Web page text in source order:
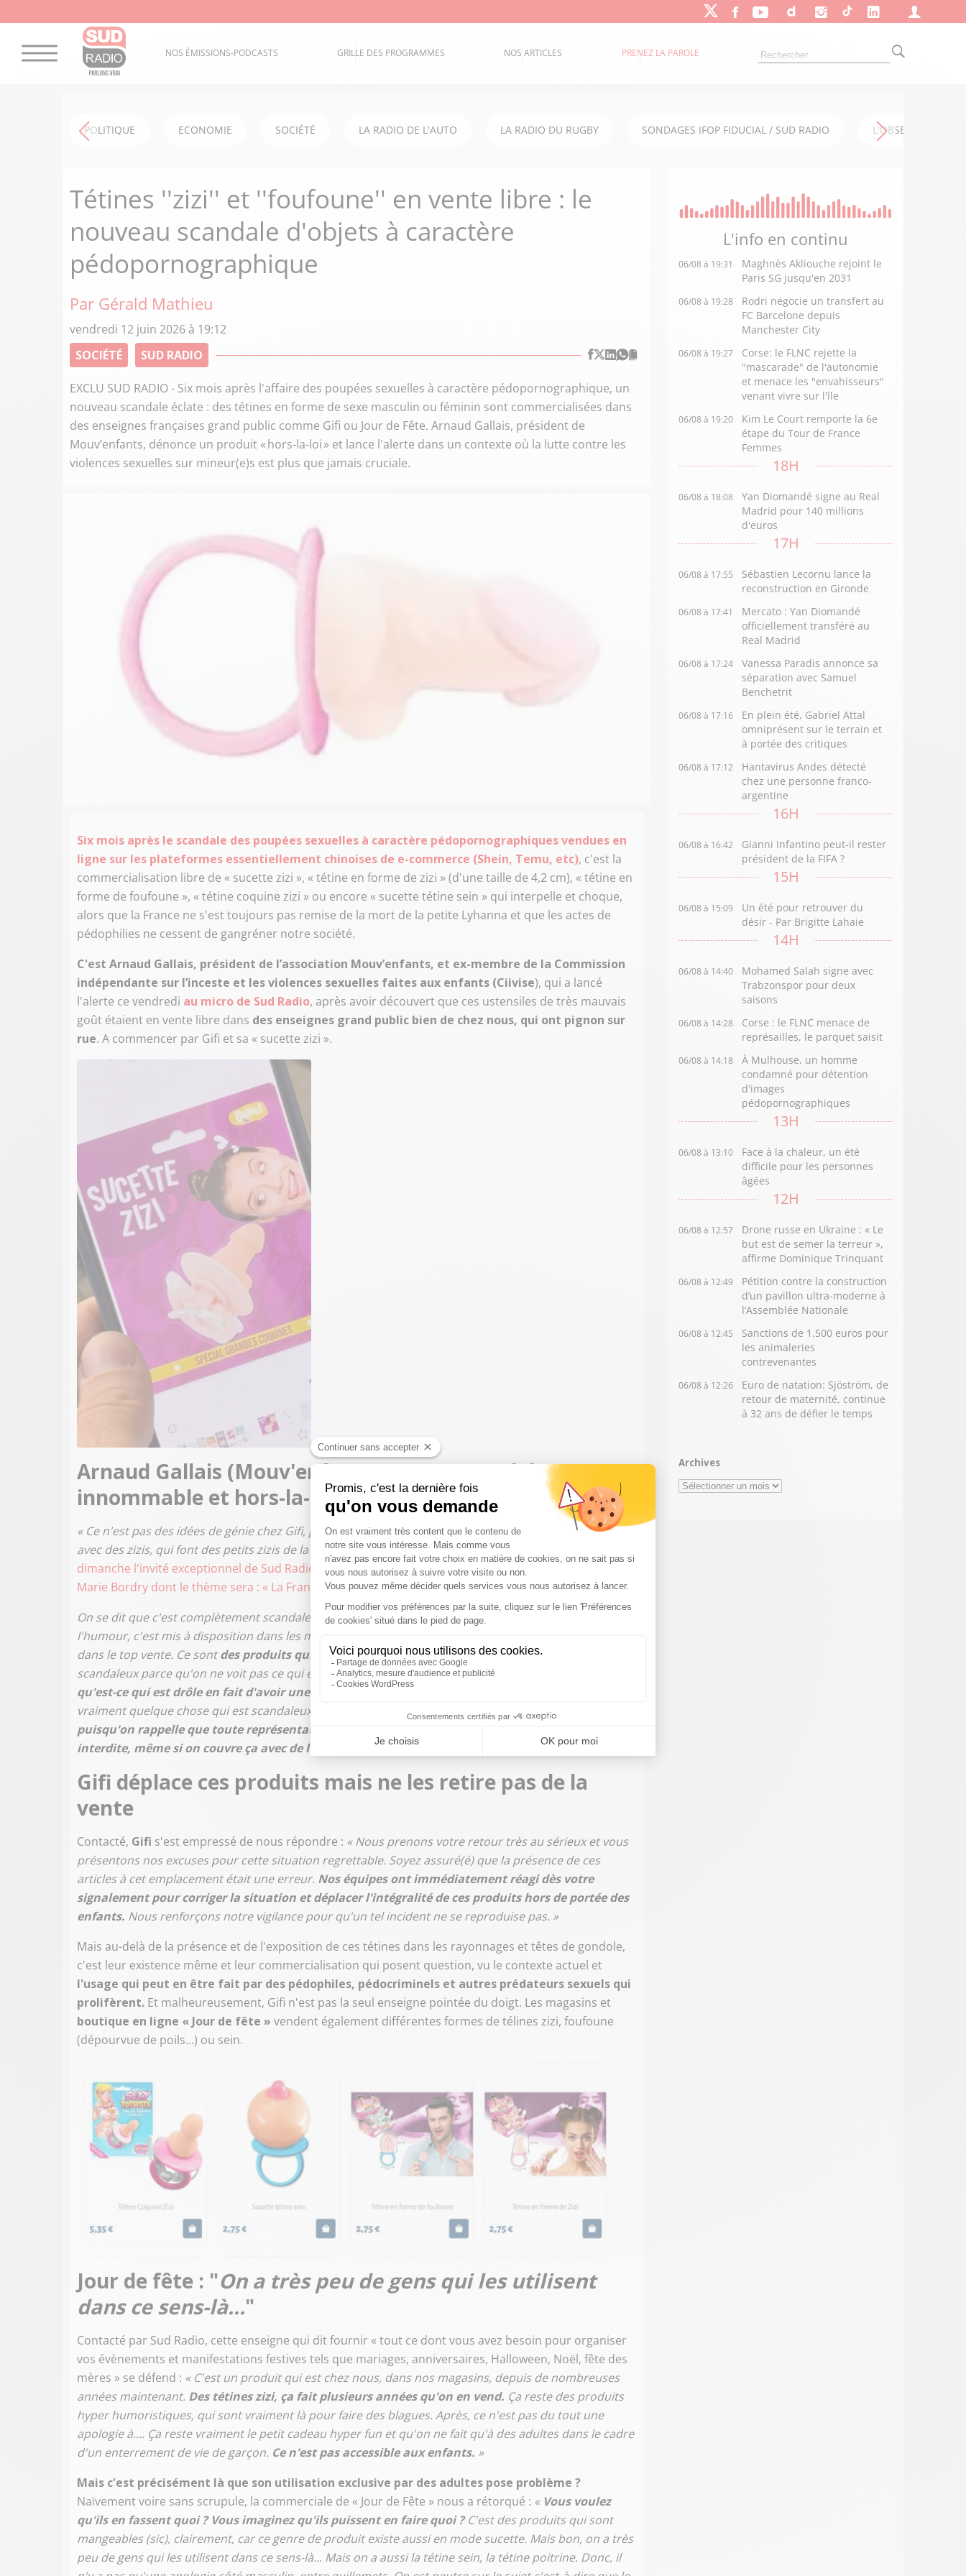
NOS ÉMISSIONS-PODCASTS GRILLE DES PROGRAMMES NOS ARTICLES PRENEZ LA PAROLE
POLITIQUE ECONOMIE SOCIÉTÉ LA RADIO DE L'AUTO LA RADIO DU RUGBY SONDAGES IFOP FIDUCIAL / SUD RADIO L'OBSERVATOIRE
Tétines ''zizi'' et ''foufoune'' en vente libre : le
nouveau scandale d'objets à caractère
pédopornographique
Par Gérald Mathieu
vendredi 12 juin 2026 à 19:12
SOCIÉTÉ
SUD RADIO
EXCLU SUD RADIO - Six mois après l'affaire des poupées sexuelles à caractère pédopornographique, un
nouveau scandale éclate : des tétines en forme de sexe masculin ou féminin sont commercialisées dans
des enseignes françaises grand public comme Gifi ou Jour de Fête. Arnaud Gallais, président de
Mouv’enfants, dénonce un produit « hors-la-loi » et lance l'alerte dans un contexte où la lutte contre les
violences sexuelles sur mineur(e)s est plus que jamais cruciale.
Six mois après le scandale des poupées sexuelles à caractère pédopornographiques vendues en
ligne sur les plateformes essentiellement chinoises de e-commerce (Shein, Temu, etc), c'est la
commercialisation libre de « sucette zizi », « tétine en forme de zizi » (d'une taille de 4,2 cm), « tétine en
forme de foufoune », « tétine coquine zizi » ou encore « sucette tétine sein » qui interpelle et choque,
alors que la France ne s'est toujours pas remise de la mort de la petite Lyhanna et que les actes de
pédophilies ne cessent de gangréner notre société.
C'est Arnaud Gallais, président de l’association Mouv’enfants, et ex-membre de la Commission
indépendante sur l’inceste et les violences sexuelles faites aux enfants (Ciivise), qui a lancé
l'alerte ce vendredi au micro de Sud Radio, après avoir découvert que ces ustensiles de très mauvais
goût étaient en vente libre dans des enseignes grand public bien de chez nous, qui ont pignon sur
rue. A commencer par Gifi et sa « sucette zizi ».
Arnaud Gallais (Mouv'enfants) : "C'est scandaleux,
innommable et hors-la-loi !"
« Ce n'est pas des idées de génie chez Gifi, puisqu'on a découvert que Gifi mettait en vente des tétines
avec des zizis, qui font des petits zizis de la taille d'un enfant,s'insurge Arnaud Gallais, qui sera
dimanche l'invité exceptionnel de Sud Radio, de 11h à midi, dans une émission choc animée par Jean-
Marie Bordry dont le thème sera : « La France est-elle complaisante avec les pédocriminel ? ».
On se dit que c'est complètement scandaleux ! C'est innommable. Alors sous prétexte soi-disant de
l'humour, c'est mis à disposition dans les magasins. C'est important d'ailleurs : nous on y a été, c'est
dans le top vente. Ce sontdes produits qui fonctionnent très biena priori, mais bien entendu c'est
scandaleux parce qu'on ne voit pas ce qui est drôle, c'est vendu soi-disant sous forme d'humour, mais
qu'est-ce qui est drôle en fait d'avoir une tétine avec un zizi d'enfant qui est à acheter ?
vraiment quelque chose qui est scandaleux. Donc ça,
ça fait l'objet pour nous d'un signalement,
puisqu'on rappelle que toute représentation d'enfant à caractère pédopornographique est
interdite, même si on couvre ça avec de l'humour. C'est complètement hors-la-loi.»
Gifi déplace ces produits mais ne les retire pas de la
vente
Contacté, Gifi s'est empressé de nous répondre : « Nous prenons votre retour très au sérieux et vous
présentons nos excuses pour cette situation regrettable. Soyez assuré(é) que la présence de ces
articles à cet emplacement était une erreur. Nos équipes ont immédiatement réagi dès votre
signalement pour corriger la situation et déplacer l'intégralité de ces produits hors de portée des
enfants. Nous renforçons notre vigilance pour qu'un tel incident ne se reproduise pas. »
Mais au-delà de la présence et de l'exposition de ces tétines dans les rayonnages et têtes de gondole,
c'est leur existence même et leur commercialisation qui posent question, vu le contexte actuel et
l'usage qui peut en être fait par des pédophiles, pédocriminels et autres prédateurs sexuels qui
prolifèrent. Et malheureusement, Gifi n'est pas la seul enseigne pointée du doigt. Les magasins et
boutique en ligne « Jour de fête » vendent également différentes formes de télines zizi, foufoune
(dépourvue de poils...) ou sein.
Jour de fête : "On a très peu de gens qui les utilisent
dans ce sens-là..."
Contacté par Sud Radio, cette enseigne qui dit fournir « tout ce dont vous avez besoin pour organiser
vos évènements et manifestations festives tels que mariages, anniversaires, Halloween, Noël, fête des
mères » se défend : « C'est un produit qui est chez nous, dans nos magasins, depuis de nombreuses
années maintenant. Des tétines zizi, ça fait plusieurs années qu'on en vend. Ça reste des produits
hyper humoristiques, qui sont vraiment là pour faire des blagues. Après, ce n'est pas du tout une
apologie à.... Ça reste vraiment le petit cadeau hyper fun et qu'on ne fait qu'à des adultes dans le cadre
d'un enterrement de vie de garçon. Ce n'est pas accessible aux enfants. »
Mais c'est précisément là que son utilisation exclusive par des adultes pose problème ?
Naïvement voire sans scrupule, la commerciale de « Jour de Fête » nous a rétorqué : « Vous voulez
qu'ils en fassent quoi ? Vous imaginez qu'ils puissent en faire quoi ?C'est des produits qui sont
mangeables (sic), clairement, car ce genre de produit existe aussi en mode sucette. Mais bon, on a très
peu de gens qui les utilisent dans ce sens-là... Mais on a aussi la tétine sein, la tétine poitrine. Donc, il
L'info en continu
06/08 à 19:31
Maghnès Akliouche rejoint le
Paris SG jusqu'en 2031
06/08 à 19:28
Rodri négocie un transfert au
FC Barcelone depuis
Manchester City
06/08 à 19:27
Corse: le FLNC rejette la
"mascarade" de l'autonomie
et menace les "envahisseurs"
venant vivre sur l'île
06/08 à 19:20
Kim Le Court remporte la 6e
étape du Tour de France
Femmes
18H
06/08 à 18:08
Yan Diomandé signe au Real
Madrid pour 140 millions
d'euros
17H
06/08 à 17:55
Sébastien Lecornu lance la
reconstruction en Gironde
06/08 à 17:41
Mercato : Yan Diomandé
officiellement transféré au
Real Madrid
06/08 à 17:24
Vanessa Paradis annonce sa
séparation avec Samuel
Benchetrit
06/08 à 17:16
En plein été, Gabriel Attal
omniprésent sur le terrain et
à portée des critiques
06/08 à 17:12
Hantavirus Andes détecté
chez une personne franco-
argentine
16H
06/08 à 16:42
Gianni Infantino peut-il rester
président de la FIFA ?
15H
06/08 à 15:09
Un été pour retrouver du
désir - Par Brigitte Lahaie
14H
06/08 à 14:40
Mohamed Salah signe avec
Trabzonspor pour deux
saisons
06/08 à 14:28
Corse : le FLNC menace de
représailles, le parquet saisit
06/08 à 14:18
À Mulhouse, un homme
condamné pour détention
d'images
pédopornographiques
13H
06/08 à 13:10
Face à la chaleur, un été
difficile pour les personnes
âgées
12H
06/08 à 12:57
Drone russe en Ukraine : « Le
but est de semer la terreur »,
affirme Dominique Trinquant
06/08 à 12:49
Pétition contre la construction
d’un pavillon ultra-moderne à
l’Assemblée Nationale
06/08 à 12:45
Sanctions de 1.500 euros pour
les animaleries
contrevenantes
06/08 à 12:26
Euro de natation: Sjöström, de
retour de maternité, continue
à 32 ans de défier le temps
Archives
Archives